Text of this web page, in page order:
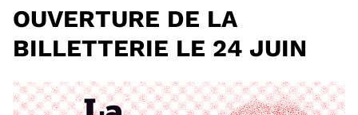
OUVERTURE DE LA
BILLETTERIE LE 24 JUIN